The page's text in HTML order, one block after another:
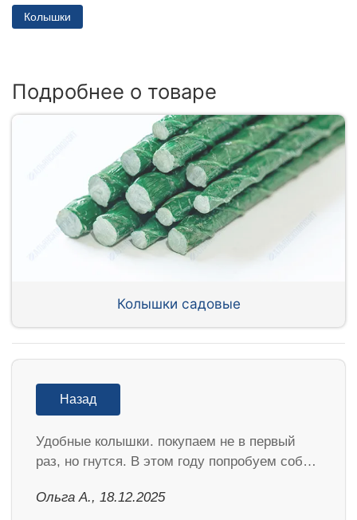
Колышки
Подробнее о товаре
Колышки садовые
Назад
Удобные колышки. покупаем не в первый
раз, но гнутся. В этом году попробуем соб…
Ольга А., 18.12.2025